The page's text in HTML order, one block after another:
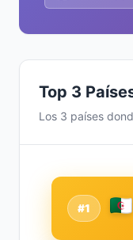
Top 3
Los 3 países
#1